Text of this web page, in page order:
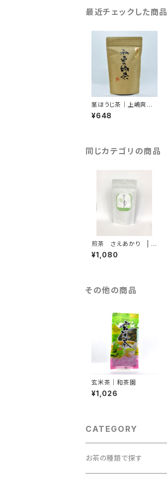
最近チェックした商品
茎ほうじ茶｜上嶋爽禄
園
¥648
同じカテゴリの商品
煎茶 さえあかり | 上
嶋爽禄園
¥1,080
その他の商品
玄米茶｜和茶園
¥1,026
CATEGORY
お茶の種類で探す